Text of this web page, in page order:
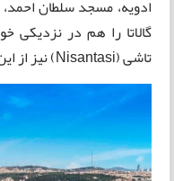
ادویه، مسجد سلطان
گالاتا را هم در
تاشی (Nisantasi) نیز از این هتل بسیار آسان می باشد.